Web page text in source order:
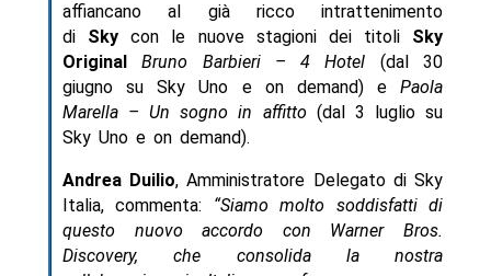
affiancano al già ricco intrattenimento
di Sky con le nuove stagioni dei titoli Sky
Original
Bruno Barbieri – 4 Hotel (dal 30
giugno su Sky Uno e on demand) ePaola
Marella – Un sogno in affitto(dal 3 luglio su
Sky Uno e on demand).
Andrea Duilio, Amministratore Delegato di Sky
Italia, commenta: “Siamo molto soddisfatti di
questo nuovo accordo con Warner Bros.
Discovery, che consolida la nostra